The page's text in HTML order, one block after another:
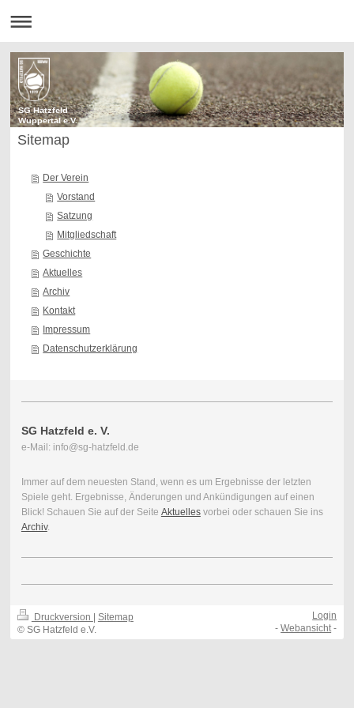
SG Hatzfeld
Wuppertal e.V.
Sitemap
Der Verein
Vorstand
Satzung
Mitgliedschaft
Geschichte
Aktuelles
Archiv
Kontakt
Impressum
Datenschutzerklärung
SG Hatzfeld e. V.
e-Mail: info@sg-hatzfeld.de
Immer auf dem neuesten Stand, wenn es um Ergebnisse der letzten
Spiele geht. Ergebnisse, Änderungen und Ankündigungen auf einen
Blick! Schauen Sie auf der Seite Aktuellesvorbei oder schauen Sie ins
Archiv.
Druckversion | Sitemap
© SG Hatzfeld e.V.
Login
-Webansicht -